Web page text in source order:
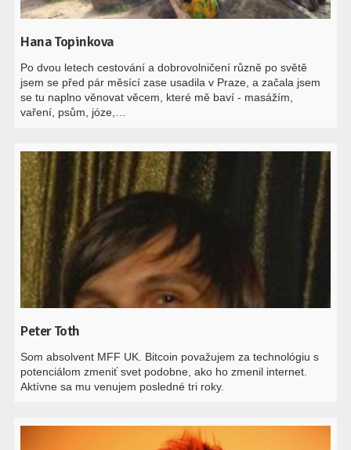
Hana Topinkova
Po dvou letech cestování a dobrovolničení různě po světě
jsem se před pár měsící zase usadila v Praze, a začala jsem
se tu naplno věnovat věcem, které mě baví - masážím,
vaření, psům, józe,…
Peter Toth
Som absolvent MFF UK. Bitcoin považujem za technológiu s
potenciálom zmeniť svet podobne, ako ho zmenil internet.
Aktívne sa mu venujem posledné tri roky.